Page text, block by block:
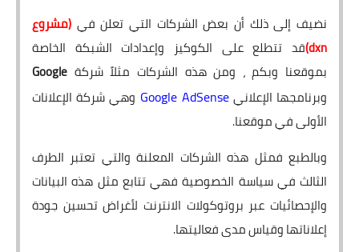
نضيف إلى ذلك أن بعض الشركات التي تعلن في (مشروع
dxn)قد تتطلع على الكوكيز وإعدادات الشبكة الخاصة
بموقعنا وبكم ، ومن هذه الشركات مثلاً شركة Google
وبرنامجها الإعلانيGoogle AdSense وهي شركة الإعلانات
الأولى في موقعنا.
وبالطبع فمثل هذه الشركات المعلنة والتي تعتبر الطرف
الثالث في سياسة الخصوصية فهي تتابع مثل هذه البيانات
والإحصائيات عبر بروتوكولات الانترنت لأغراض تحسين جودة
إعلاناتها وقياس مدى فعاليتها.